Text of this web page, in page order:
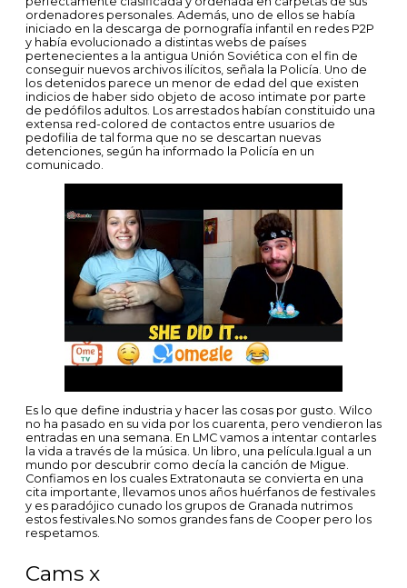
ordenadores personales. Además, uno de ellos se había
iniciado en la descarga de pornografía infantil en redes P2P
y había evolucionado a distintas webs de países
pertenecientes a la antigua Unión Soviética con el fin de
conseguir nuevos archivos ilícitos, señala la Policía. Uno de
los detenidos parece un menor de edad del que existen
indicios de haber sido objeto de acoso intimate por parte
de pedófilos adultos. Los arrestados habían constituido una
extensa red-colored de contactos entre usuarios de
pedofilia de tal forma que no se descartan nuevas
detenciones, según ha informado la Policía en un
comunicado.
Es lo que define industria y hacer las cosas por gusto. Wilco
no ha pasado en su vida por los cuarenta, pero vendieron las
entradas en una semana. En LMC vamos a intentar contarles
la vida a través de la música. Un libro, una película.Igual a un
mundo por descubrir como decía la canción de Migue.
Confiamos en los cuales Extratonauta se convierta en una
cita importante, llevamos unos años huérfanos de festivales
y es paradójico cunado los grupos de Granada nutrimos
estos festivales.No somos grandes fans de Cooper pero los
respetamos.
Cams x